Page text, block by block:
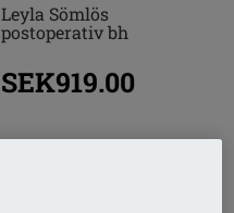
Leyla Sömlös
postoperativ bh
SEK919.00